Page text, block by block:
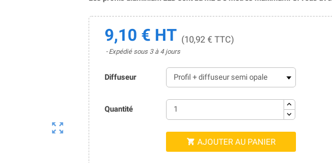

9,10 € HT (10,92 € TTC)
Expédié sous 3 à 4 jours
Diffuseur
Quantité
 AJOUTER AU PANIER